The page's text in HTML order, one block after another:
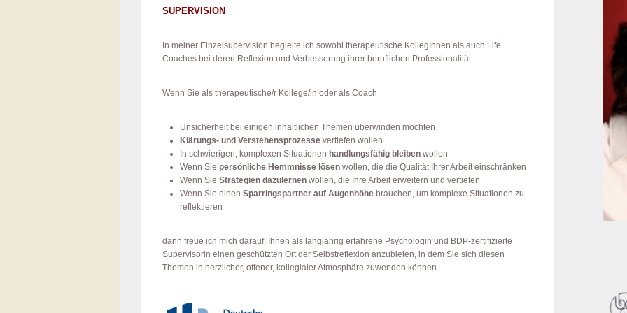
SUPERVISION
In meiner Einzelsupervision begleite ich sowohl therapeutische KollegInnen als auch Life
Coaches bei deren Reflexion und Verbesserung ihrer beruflichen Professionalität.
Wenn Sie als therapeutische/r Kollege/in oder als Coach
Unsicherheit bei einigen inhaltlichen Themen überwinden möchten
Klärungs- und Verstehensprozesse vertiefen wollen
In schwierigen, komplexen Situationen handlungsfähig bleiben wollen
Wenn Sie persönliche Hemmnisse lösen wollen, die die Qualität Ihrer Arbeit einschränken
Wenn Sie Strategien dazulernen wollen, die Ihre Arbeit erweitern und vertiefen
Wenn Sie einen Sparringspartner auf Augenhöhe brauchen, um komplexe Situationen zu
reflektieren
dann freue ich mich darauf, Ihnen als langjährig erfahrene Psychologin und BDP-zertifizierte
Supervisorin einen geschützten Ort der Selbstreflexion anzubieten, in dem Sie sich diesen
Themen in herzlicher, offener, kollegialer Atmosphäre zuwenden können.